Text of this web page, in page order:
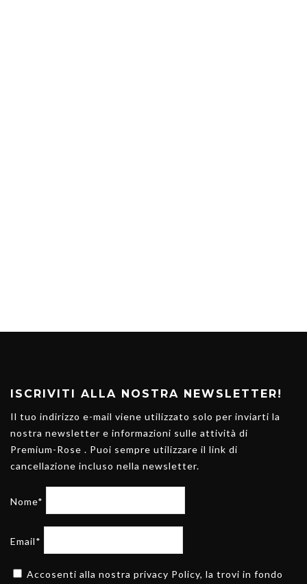
ISCRIVITI ALLA NOSTRA NEWSLETTER!
Il tuo indirizzo e-mail viene utilizzato solo per inviarti la
nostra newsletter e informazioni sulle attività di
Premium-Rose . Puoi sempre utilizzare il link di
cancellazione incluso nella newsletter.
Nome*
Email*
Accosenti alla nostra privacy Policy, la trovi in fondo